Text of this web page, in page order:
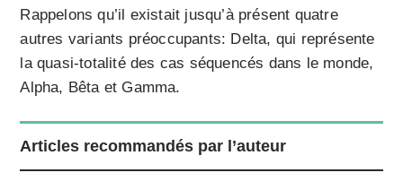
Rappelons qu’il existait jusqu’à présent quatre
autres variants préoccupants: Delta, qui représente
la quasi-totalité des cas séquencés dans le monde,
Alpha, Bêta et Gamma.
Articles recommandés par l’auteur